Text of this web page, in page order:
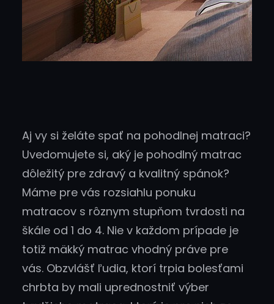
Aj vy si želáte spať na pohodlnej matraci?
Uvedomujete si, aký je pohodlný matrac
dôležitý pre zdravý a kvalitný spánok?
Máme pre vás rozsiahlu ponuku
matracov s rôznym stupňom tvrdosti na
škále od 1 do 4. Nie v každom prípade je
totiž mäkký matrac vhodný práve pre
vás. Obzvlášť ľudia, ktorí trpia bolesťami
chrbta by mali uprednostniť výber